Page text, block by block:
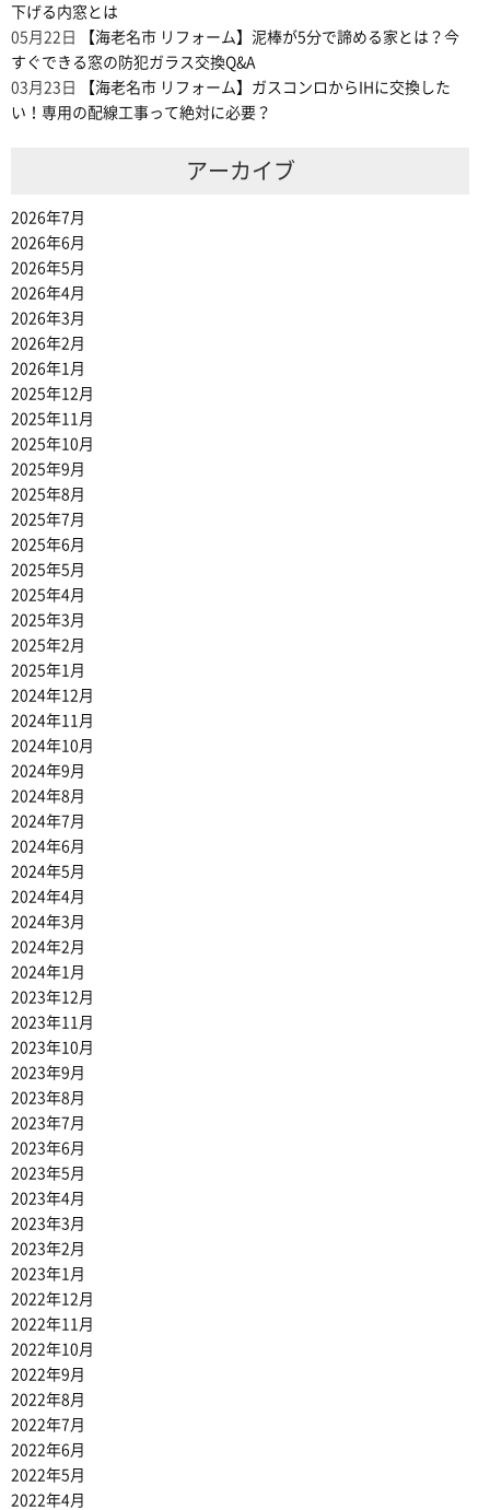
下げる内窓とは
05月22日
【海老名市 リフォーム】泥棒が5分で諦める家とは？今
すぐできる窓の防犯ガラス交換Q&A
03月23日
【海老名市 リフォーム】ガスコンロからIHに交換した
い！専用の配線工事って絶対に必要？
アーカイブ
2026年7月
2026年6月
2026年5月
2026年4月
2026年3月
2026年2月
2026年1月
2025年12月
2025年11月
2025年10月
2025年9月
2025年8月
2025年7月
2025年6月
2025年5月
2025年4月
2025年3月
2025年2月
2025年1月
2024年12月
2024年11月
2024年10月
2024年9月
2024年8月
2024年7月
2024年6月
2024年5月
2024年4月
2024年3月
2024年2月
2024年1月
2023年12月
2023年11月
2023年10月
2023年9月
2023年8月
2023年7月
2023年6月
2023年5月
2023年4月
2023年3月
2023年2月
2023年1月
2022年12月
2022年11月
2022年10月
2022年9月
2022年8月
2022年7月
2022年6月
2022年5月
2022年4月